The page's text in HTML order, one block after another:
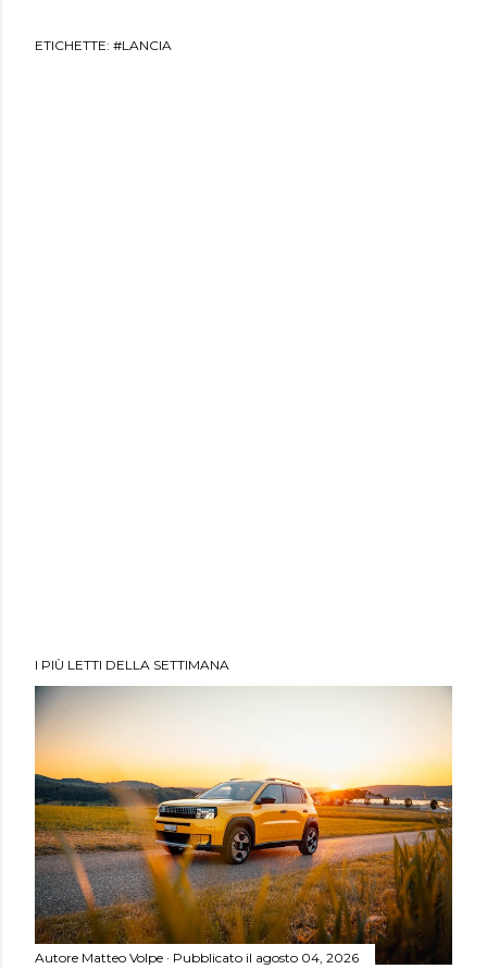
ETICHETTE: #LANCIA
I PIÙ LETTI DELLA SETTIMANA
Autore Matteo Volpe Pubblicato il agosto 04, 2026